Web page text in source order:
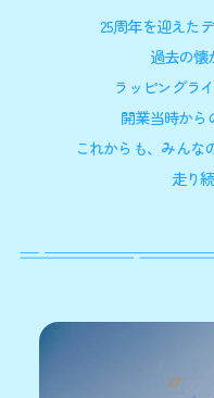
25周年を迎えた
過去の懐
ラッピングラ
開業当時から
これからも、みんな
走り